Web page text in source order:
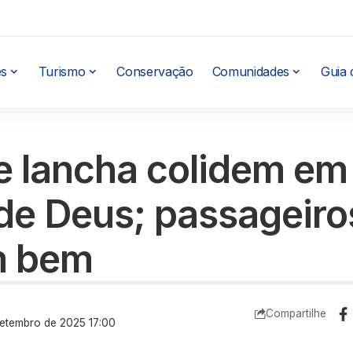
Turismo Conservação Comunidades Guia
lancha colidem em
Deus;
bem
de 2025 17:00
Compartilhe